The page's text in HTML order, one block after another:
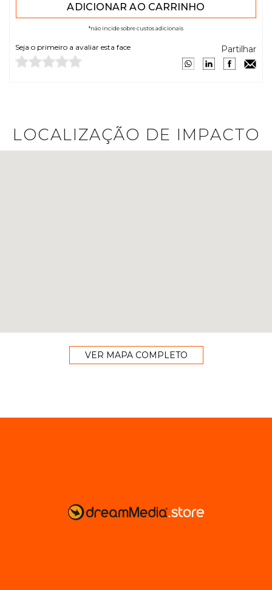
*não incide sobre custos adicionais
Seja o primeiro a avaliar esta face Partilhar
LOCALIZAÇÃO DE IMPACTO
VER MAPA COMPLETO